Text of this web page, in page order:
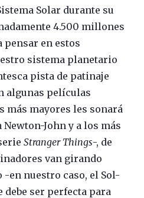
Solar durante su
4.500 millones
pensar en estos
sistema planetario
pista de patinaje
algunas películas
más mayores les sonará
Newton-John y a los más
Stranger Things-, de
van girando
en nuestro caso, el Sol-
debe ser perfecta para